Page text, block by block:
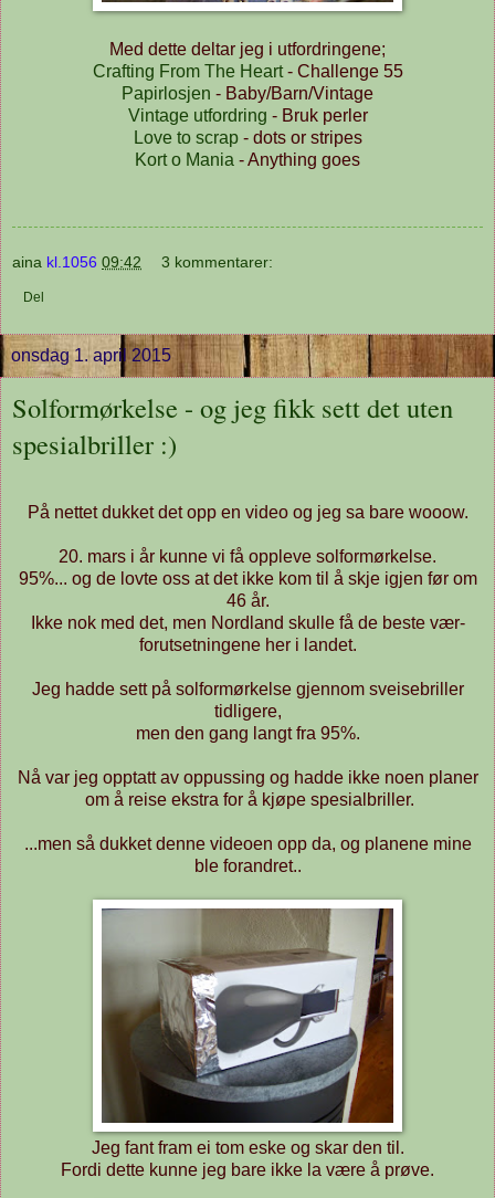
Med dette deltar jeg i utfordringene;
Crafting From The Heart- Challenge 55
Papirlosjen - Baby/Barn/Vintage
Vintage utfordring - Bruk perler
Love to scrap- dots or stripes
Kort o Mania - Anything goes
aina kl.1056 09:42 3 kommentarer:
Del
onsdag 1. april 2015
Solformørkelse - og jeg fikk sett det uten
spesialbriller :)
På nettet dukket det opp en video og jeg sa bare wooow.
20. mars i år kunne vi få oppleve solformørkelse.
95%... og de lovte oss at det ikke kom til å skje igjen før om
46 år.
Ikke nok med det, men Nordland skulle få de beste vær-
forutsetningene her i landet.
Jeg hadde sett på solformørkelse gjennom sveisebriller
tidligere,
men den gang langt fra 95%.
Nå var jeg opptatt av oppussing og hadde ikke noen planer
om å reise ekstra for å kjøpe spesialbriller.
...men så dukket denne videoen opp da, og planene mine
ble forandret..
Jeg fant fram ei tom eske og skar den til.
Fordi dette kunne jeg bare ikke la være å prøve.